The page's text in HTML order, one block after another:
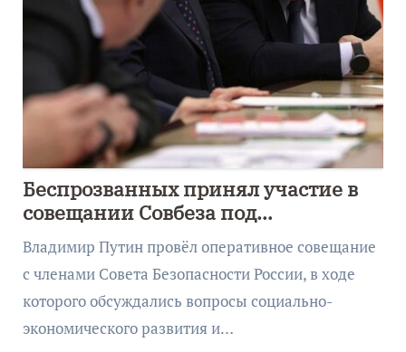
Беспрозванных принял участие в
совещании Совбеза под
руководством Путина
Владимир Путин провёл оперативное совещание
с членами Совета Безопасности России, в ходе
которого обсуждались вопросы социально-
экономического развития и…